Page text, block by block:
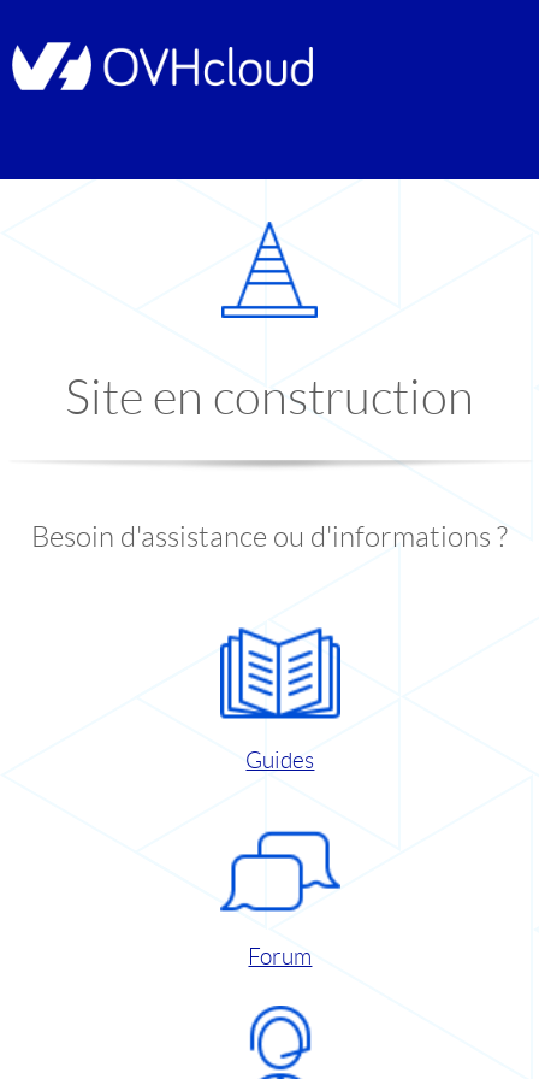
Site en construction
Besoin d'assistance ou d'informations ?
Guides
Forum